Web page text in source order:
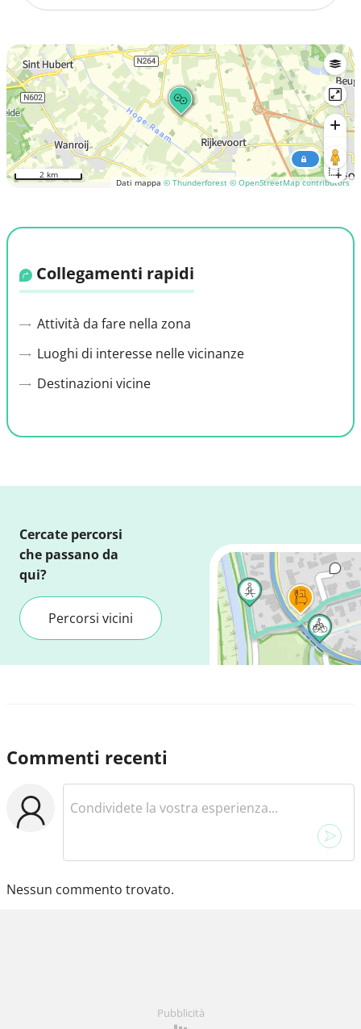
Dati mappa © Thunderforest © OpenStreetMap contributors
2 km
Collegamenti rapidi
Attività da fare nella zona
Luoghi di interesse nelle vicinanze
Destinazioni vicine
Cercate percorsi
che passano da
qui?
Percorsi vicini
Commenti recenti
Nessun commento trovato.
Pubblicità